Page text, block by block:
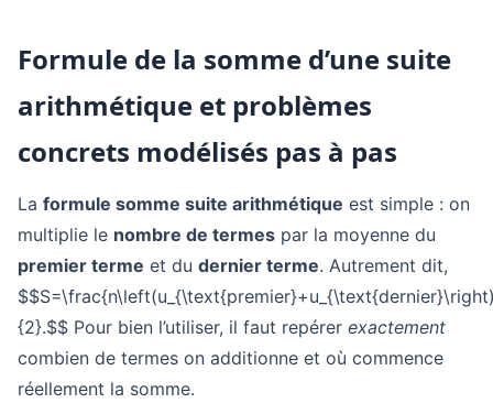
Formule de la somme d’une suite
arithmétique et problèmes
concrets modélisés pas à pas
La formule somme suite arithmétique est simple : on
multiplie le nombre de termes par la moyenne du
premier terme et du dernier terme. Autrement dit,
{2}.$$ Pour bien l’utiliser, il faut repérer exactement
combien de termes on additionne et où commence
réellement la somme.